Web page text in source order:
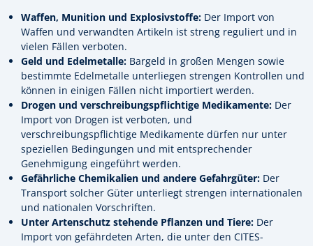
Waffen, Munition und Explosivstoffe: Der Import von
Waffen und verwandten Artikeln ist streng reguliert und in
vielen Fällen verboten.
Geld und Edelmetalle: Bargeld in großen Mengen sowie
bestimmte Edelmetalle unterliegen strengen Kontrollen und
können in einigen Fällen nicht importiert werden.
Drogen und verschreibungspflichtige Medikamente: Der
Import von Drogen ist verboten, und
verschreibungspflichtige Medikamente dürfen nur unter
speziellen Bedingungen und mit entsprechender
Genehmigung eingeführt werden.
Gefährliche Chemikalien und andere Gefahrgüter: Der
Transport solcher Güter unterliegt strengen internationalen
und nationalen Vorschriften.
Unter Artenschutz stehende Pflanzen und Tiere: Der
Import von gefährdeten Arten, die unter den CITES-